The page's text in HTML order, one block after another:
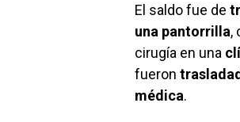
El saldo fue de
una pantorrilla,
cirugía en una
fueron
médica.